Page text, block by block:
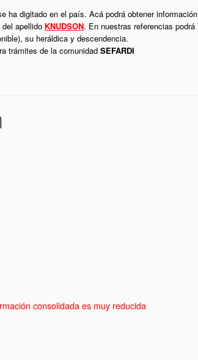
ha digitado en el país. Acá podrá obtener información
apellido KNUDSON. En nuestras referencias podrá
su heráldica y descendencia.
trámites de la comunidad SEFARDI
consolidada es muy reducida